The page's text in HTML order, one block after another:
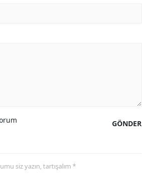
GÖNDER
siz yazın, tartışalım *